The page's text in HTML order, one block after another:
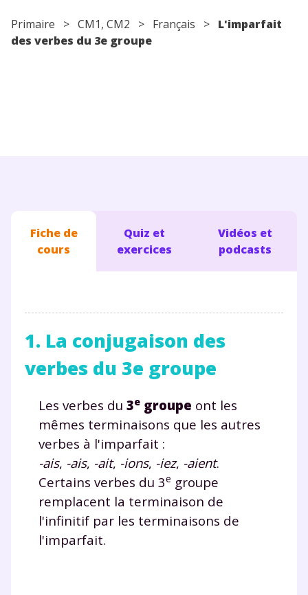
Primaire > CM1, CM2 > Français > L'imparfait
des verbes du 3e groupe
Fiche de
cours
Quiz et
exercices
Vidéos et
podcasts
1. La conjugaison des
verbes du 3e groupe
Les verbes du 3e groupe ont les
mêmes terminaisons que les autres
verbes à l'imparfait :
-ais, -ais, -ait, -ions, -iez, -aient.
Certains verbes du 3e groupe
remplacent la terminaison de
l'infinitif par les terminaisons de
l'imparfait.